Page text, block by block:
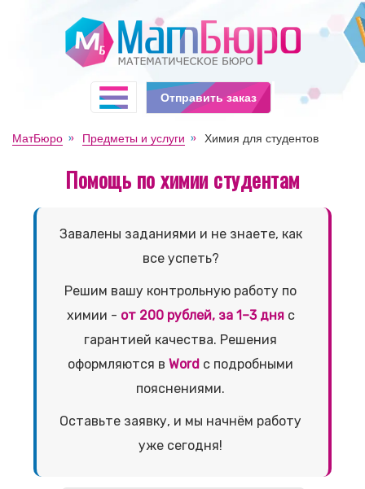
МатБюро Предметы и услуги Химия для студентов
Помощь по химии студентам
Завалены заданиями и не знаете, как
все успеть?
Решим вашу контрольную работу по
химии - от 200 рублей, за 1–3 дняс
гарантией качества. Решения
оформляются в Word с подробными
пояснениями.
Оставьте заявку, и мы начнём работу
уже сегодня!
Отправить заказ